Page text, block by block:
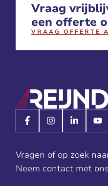
Vraag
een offerte
VRAAG OFFERTE
Vragen of op zoek
Neem contact met